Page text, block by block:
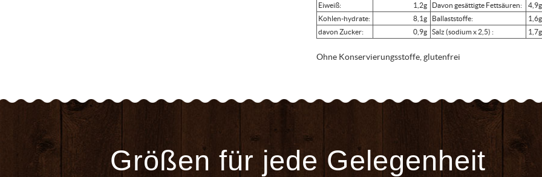
Eiweiß:
1,2g Davon gesättigte Fettsäuren:
4,9g
Kohlen-hydrate:
8,1g Ballaststoffe:
1,6g
davon Zucker:
0,9g Salz (sodium x 2,5) : 1,7g
Ohne Konservierungsstoffe, glutenfrei
Größen für jede Gelegenheit